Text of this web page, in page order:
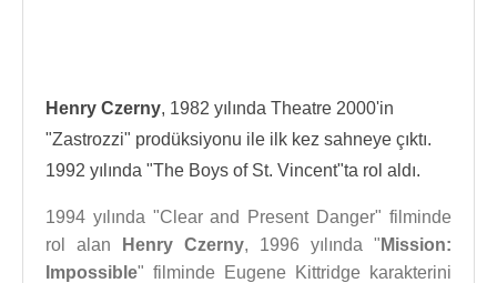
Henry Czerny, 1982 yılında Theatre 2000'in
"Zastrozzi" prodüksiyonu ile ilk kez sahneye çıktı.
1992 yılında "The Boys of St. Vincent"ta rol aldı.
1994 yılında "Clear and Present Danger" filminde
rol alan
Henry Czerny, 1996 yılında " Mission:
Impossible" filminde Eugene Kittridge karakterini